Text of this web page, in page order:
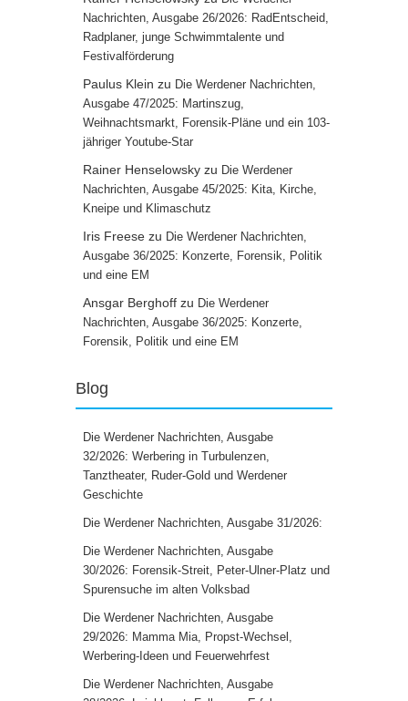
Nachrichten, Ausgabe 26/2026: RadEntscheid,
Radplaner, junge Schwimmtalente und
Festivalförderung
Paulus Klein zu Die Werdener Nachrichten,
Ausgabe 47/2025: Martinszug,
Weihnachtsmarkt, Forensik-Pläne und ein 103-
jähriger Youtube-Star
Rainer Henselowsky zu Die Werdener
Nachrichten, Ausgabe 45/2025: Kita, Kirche,
Kneipe und Klimaschutz
Iris Freese zu Die Werdener Nachrichten,
Ausgabe 36/2025: Konzerte, Forensik, Politik
und eine EM
Ansgar Berghoff zu Die Werdener
Nachrichten, Ausgabe 36/2025: Konzerte,
Forensik, Politik und eine EM
Blog
Die Werdener Nachrichten, Ausgabe
32/2026: Werbering in Turbulenzen,
Tanztheater, Ruder-Gold und Werdener
Geschichte
Die Werdener Nachrichten, Ausgabe 31/2026:
Die Werdener Nachrichten, Ausgabe
30/2026: Forensik-Streit, Peter-Ulner-Platz und
Spurensuche im alten Volksbad
Die Werdener Nachrichten, Ausgabe
29/2026: Mamma Mia, Propst-Wechsel,
Werbering-Ideen und Feuerwehrfest
Die Werdener Nachrichten, Ausgabe